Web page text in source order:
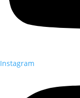
Instagram